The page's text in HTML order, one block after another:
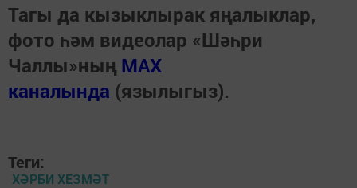
Тагы да кызыклырак яңалыклар,
фото һәм видеолар «Шәһри
Чаллы»ның MAX
каналында (язылыгыз).
Теги:
ХӘРБИ ХЕЗМӘТ